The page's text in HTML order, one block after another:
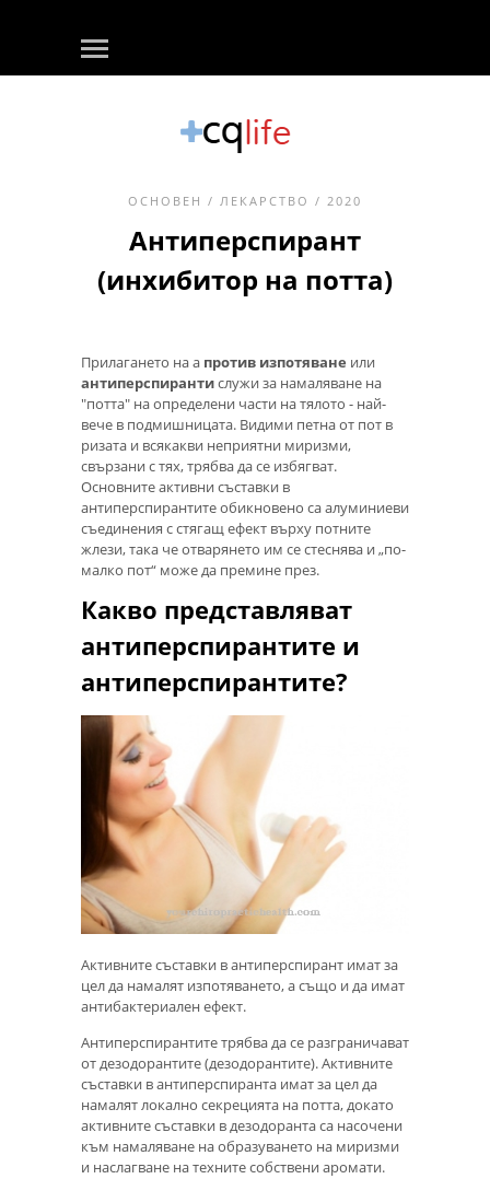
ОСНОВЕН / ЛЕКАРСТВО / 2020
Антиперспирант
(инхибитор на потта)
Прилагането на a против изпотяване или
антиперспирантислужи за намаляване на
"потта" на определени части на тялото - най-
вече в подмишницата. Видими петна от пот в
ризата и всякакви неприятни миризми,
свързани с тях, трябва да се избягват.
Основните активни съставки в
антиперспирантите обикновено са алуминиеви
съединения с стягащ ефект върху потните
жлези, така че отварянето им се стеснява и „по-
малко пот“ може да премине през.
Какво представляват
антиперспирантите и
антиперспирантите?
Активните съставки в антиперспирант имат за
цел да намалят изпотяването, а също и да имат
антибактериален ефект.
Антиперспирантите трябва да се разграничават
от дезодорантите (дезодорантите). Активните
съставки в антиперспиранта имат за цел да
намалят локално секрецията на потта, докато
активните съставки в дезодоранта са насочени
към намаляване на образуването на миризми
и наслагване на техните собствени аромати.